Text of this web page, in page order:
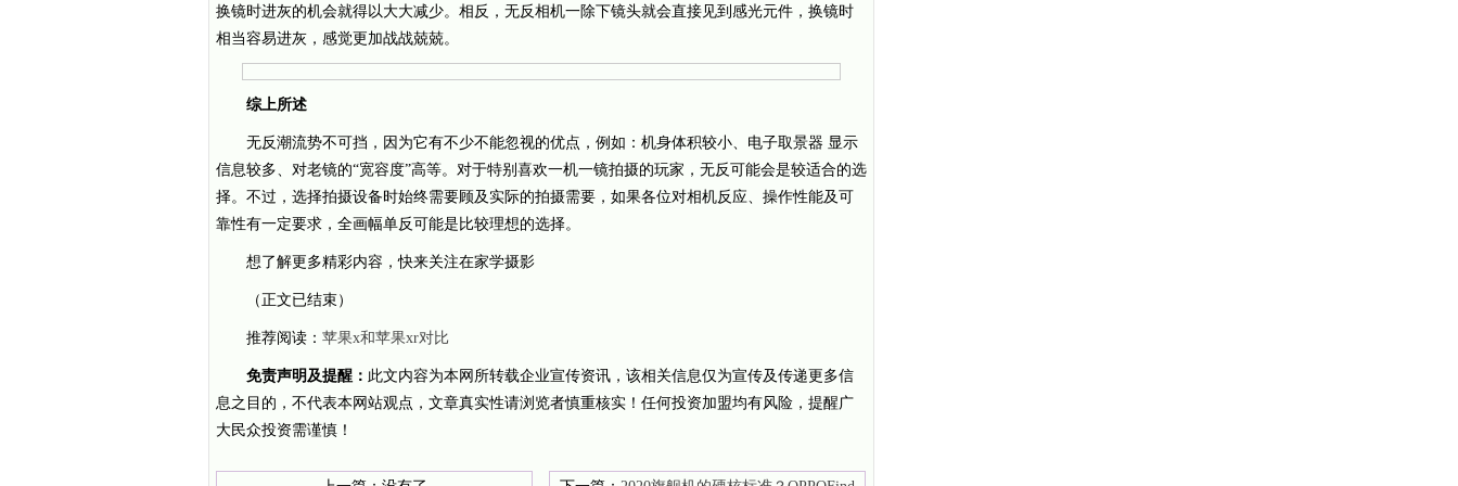
换镜时进灰的机会就得以大大减少。相反，无反相机一除下镜头就会直接见到感光元件，换镜时
相当容易进灰，感觉更加战战兢兢。
综上所述
无反潮流势不可挡，因为它有不少不能忽视的优点，例如：机身体积较小、电子取景器 显示
信息较多、对老镜的“宽容度”高等。对于特别喜欢一机一镜拍摄的玩家，无反可能会是较适合的选
择。不过，选择拍摄设备时始终需要顾及实际的拍摄需要，如果各位对相机反应、操作性能及可
靠性有一定要求，全画幅单反可能是比较理想的选择。
想了解更多精彩内容，快来关注在家学摄影
（正文已结束）
推荐阅读： 苹果x和苹果xr对比
免责声明及提醒： 此文内容为本网所转载企业宣传资讯，该相关信息仅为宣传及传递更多信
息之目的，不代表本网站观点，文章真实性请浏览者慎重核实！任何投资加盟均有风险，提醒广
大民众投资需谨慎！